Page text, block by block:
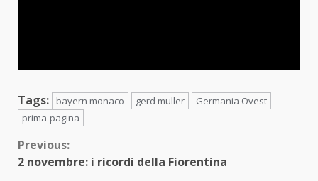
Tags: bayern monaco gerd muller
Germania Ovest
prima-pagina
Continue
Previous:
2 novembre: i ricordi della Fiorentina